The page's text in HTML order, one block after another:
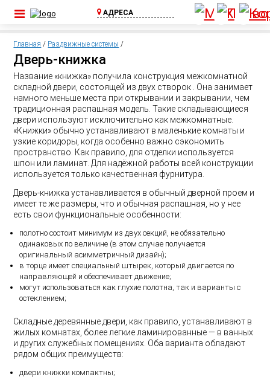
АДРЕСА
1А, пос. Бугры
+7 (812) 640-00-
75
Выборгское ш.,
д.369, ТЦ Паргос,
2 этаж
+7 (911) 815-02-
25
Главная / Раздвижные системы /
Дверь-книжка
Название «книжка» получила конструкция межкомнатной
складной двери, состоящей из двух створок . Она занимает
намного меньше места при открывании и закрывании, чем
традиционная распашная модель. Такие складывающиеся
двери используют исключительно как межкомнатные.
«Книжки» обычно устанавливают в маленькие комнаты и
узкие коридоры, когда особенно важно сэкономить
пространство. Как правило, для отделки используется
шпон или ламинат. Для надёжной работы всей конструкции
используется только качественная фурнитура.
Дверь-книжка устанавливается в обычный дверной проем и
имеет те же размеры, что и обычная распашная, но у нее
есть свои функциональные особенности:
полотно состоит минимум из двух секций, не обязательно
одинаковых по величине (в этом случае получается
оригинальный асимметричный дизайн);
в торце имеет специальный штырек, который двигается по
направляющей и обеспечивает движение;
могут использоваться как глухие полотна, так и варианты с
остеклением;
Складные деревянные двери, как правило, устанавливают в
жилых комнатах, более легкие ламинированные — в ванных
и других служебных помещениях. Оба варианта обладают
рядом общих преимуществ:
двери книжки компактны;